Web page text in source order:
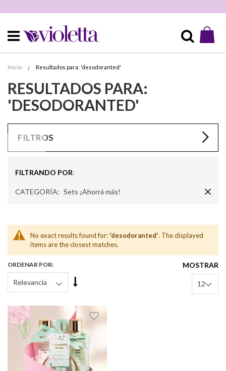
Buscar
Inicio Resultados para: 'desodoranted'
RESULTADOS PARA:
'DESODORANTED'
No exact results found for: 'desodoranted'. The displayed
items are the closest matches.
MOSTRAR
ORDENAR POR
FILTROS
FILTRANDO POR
CATEGORÍA Sets ¡Ahorrá más!